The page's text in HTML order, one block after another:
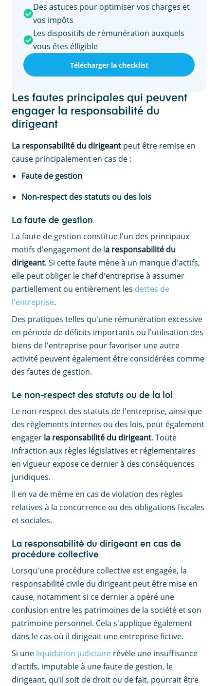
Des astuces pour optimiser vos charges et
vos impôts
Les dispositifs de rémunération auxquels
vous êtes élligible
Télécharger la checklist
Les fautes principales qui peuvent
engager la responsabilité du
dirigeant
La responsabilité du dirigeant peut être remise en
cause principalement en cas de :
Faute de gestion
Non-respect des statuts ou des lois
La faute de gestion
La faute de gestion constitue l'un des principaux
motifs d'engagement de la responsabilité du
dirigeant. Si cette faute mène à un manque d'actifs,
elle peut obliger le chef d'entreprise à assumer
partiellement ou entièrement les dettes de
l'entreprise.
Des pratiques telles qu'une rémunération excessive
en période de déficits importants ou l'utilisation des
biens de l'entreprise pour favoriser une autre
activité peuvent également être considérées comme
des fautes de gestion.
Le non-respect des statuts ou de la loi
Le non-respect des statuts de l'entreprise, ainsi que
des règlements internes ou des lois, peut également
engager la responsabilité du dirigeant. Toute
infraction aux règles législatives et réglementaires
en vigueur expose ce dernier à des conséquences
juridiques.
Il en va de même en cas de violation des règles
relatives à la concurrence ou des obligations fiscales
et sociales.
La responsabilité du dirigeant en cas de
procédure collective
Lorsqu'une procédure collective est engagée, la
responsabilité civile du dirigeant peut être mise en
cause, notamment si ce dernier a opéré une
confusion entre les patrimoines de la société et son
patrimoine personnel. Cela s'applique également
dans le cas où il dirigeait une entreprise fictive.
Si une liquidation judiciaire révèle une insuffisance
d’actifs, imputable à une faute de gestion, le
dirigeant, qu’il soit de droit ou de fait, pourrait être